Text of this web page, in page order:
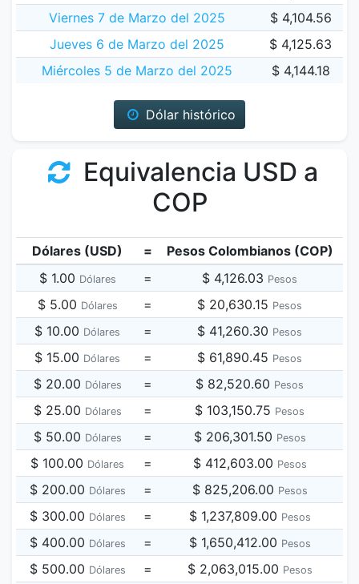
Viernes 7 de Marzo del 2025
$ 4,104.56
Jueves 6 de Marzo del 2025
$ 4,125.63
Miércoles 5 de Marzo del 2025
$ 4,144.18
Dólar histórico
Equivalencia USD a
COP
Dólares (USD) =
Pesos Colombianos (COP)
$ 1.00 Dólares = $ 4,126.03 Pesos
$ 5.00 Dólares = $ 20,630.15 Pesos
$ 10.00 Dólares = $ 41,260.30 Pesos
$ 15.00 Dólares = $ 61,890.45 Pesos
$ 20.00 Dólares = $ 82,520.60 Pesos
$ 25.00 Dólares = $ 103,150.75 Pesos
$ 50.00 Dólares = $ 206,301.50 Pesos
$ 100.00 Dólares = $ 412,603.00 Pesos
$ 200.00 Dólares = $ 825,206.00 Pesos
$ 300.00 Dólares = $ 1,237,809.00 Pesos
$ 400.00 Dólares = $ 1,650,412.00 Pesos
$ 500.00 Dólares = $ 2,063,015.00 Pesos